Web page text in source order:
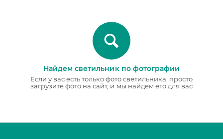
Найдем светильник по фотографии
Если у вас есть только фото светильника, просто
загрузите фото на сайт, и мы найдем его для вас